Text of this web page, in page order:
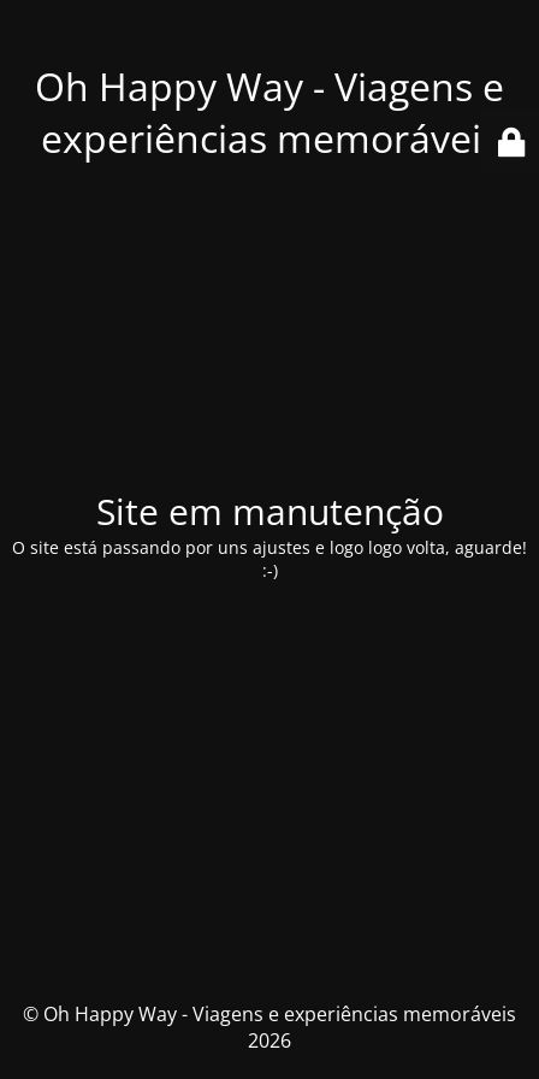
Oh Happy Way - Viagens e
experiências memoráveis
Site em manutenção
O site está passando por uns ajustes e logo logo volta, aguarde!
:-)
© Oh Happy Way - Viagens e experiências memoráveis
2026